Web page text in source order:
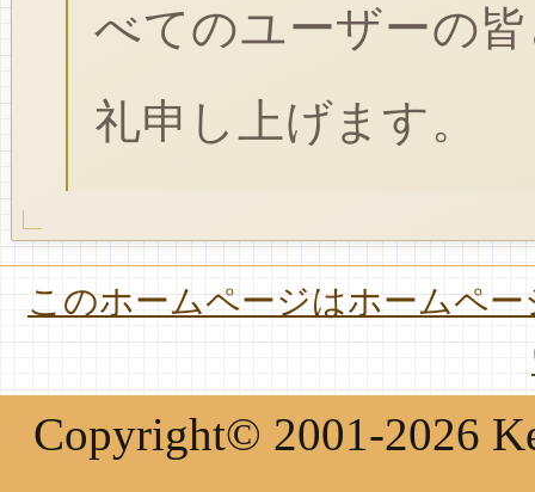
べてのユーザーの
礼申し上げます。
このホームページはホームペ
Copyright© 2001-2026